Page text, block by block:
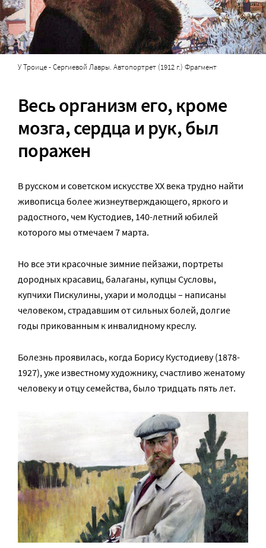
У Троице - Сергиевой Лавры. Автопортрет (1912 г.) Фрагмент
Весь организм его, кроме
мозга, сердца и рук, был
поражен
В русском и советском искусстве XX века трудно найти
живописца более жизнеутверждающего, яркого и
радостного, чем Кустодиев, 140-летний юбилей
которого мы отмечаем 7 марта.
Но все эти красочные зимние пейзажи, портреты
дородных красавиц, балаганы, купцы Сусловы,
купчихи Пискулины, ухари и молодцы – написаны
человеком, страдавшим от сильных болей, долгие
годы прикованным к инвалидному креслу.
Болезнь проявилась, когда Борису Кустодиеву (1878-
1927), уже известному художнику, счастливо женатому
человеку и отцу семейства, было тридцать пять лет.